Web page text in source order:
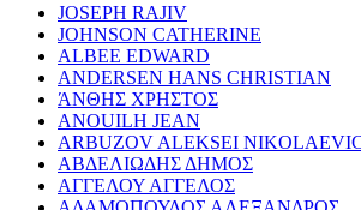
JOSEPH RAJIV
JOHNSON CATHERINE
ALBEE EDWARD
ANDERSEN HANS CHRISTIAN
ΆΝΘΗΣ ΧΡΗΣΤΟΣ
ANOUILH JEAN
ARBUZOV ALEKSEI
ΑΒΔΕΛΙΩΔΗΣ ΔΗΜΟΣ
ΑΓΓΕΛΟΥ ΑΓΓΕΛΟΣ